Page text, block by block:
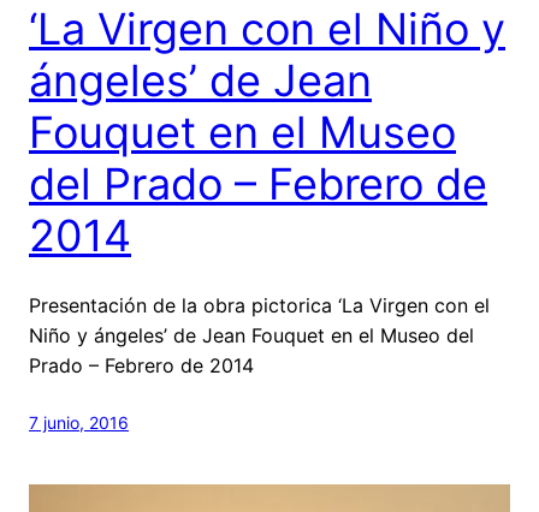
‘La Virgen con el Niño y
ángeles’ de Jean
Fouquet en el Museo
del Prado – Febrero de
2014
Presentación de la obra pictorica ‘La Virgen con el
Niño y ángeles’ de Jean Fouquet en el Museo del
Prado – Febrero de 2014
7 junio, 2016